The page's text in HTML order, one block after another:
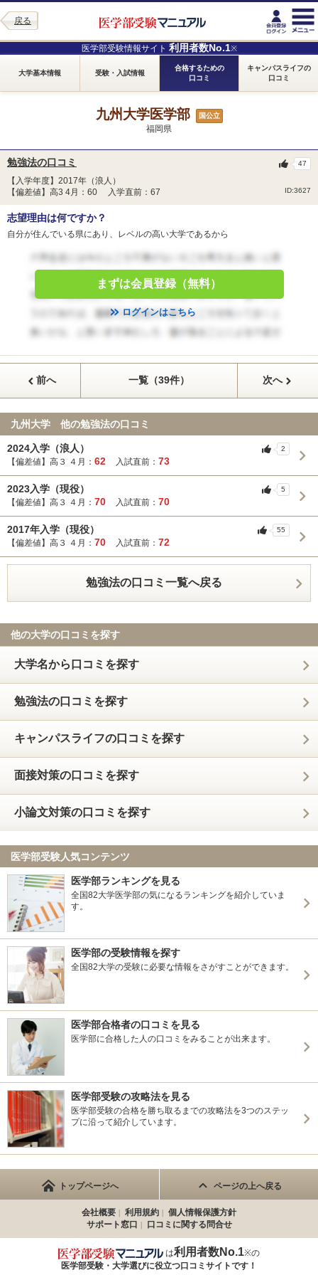
戻る
医学部受験情報サイト 利用者数No.1※
大学基本情報 受験・入試情報
合格するための
口コミ
キャンパスライフの
口コミ
九州大学医学部 国公立
福岡県
勉強法の口コミ
【入学年度】2017年（浪人）
【偏差値】高3 4月：60 入学直前：67
ID:3627
47
志望理由は何ですか？
自分が住んでいる県にあり、レベルの高い大学であるから
まずは会員登録（無料）
ログインはこちら
前へ 一覧（39件） 次へ
九州大学 他の勉強法の口コミ
2024入学（浪人）
【偏差値】高３ ４月： 62 入試直前： 73
2
2023入学（現役）
【偏差値】高３ ４月： 70 入試直前： 70
5
2017年入学（現役）
【偏差値】高３ ４月： 70 入試直前： 72
55
勉強法の口コミ一覧へ戻る
他の大学の口コミを探す
大学名から口コミを探す
勉強法の口コミを探す
キャンパスライフの口コミを探す
面接対策の口コミを探す
小論文対策の口コミを探す
医学部受験人気コンテンツ
医学部ランキングを見る
全国82大学医学部の気になるランキングを紹介していま
す。
医学部の受験情報を探す
全国82大学の受験に必要な情報をさがすことができます。
医学部合格者の口コミを見る
医学部に合格した人の口コミをみることが出来ます。
医学部受験の攻略法を見る
医学部受験の合格を勝ち取るまでの攻略法を3つのステッ
プに沿って紹介しています。
トップページへ ページの上へ戻る
会社概要 利用規約
個人情報保護方針
サポート窓口
口コミに関する問合せ
は利用者数No.1※の
医学部受験・大学選びに役立つ口コミサイトです！